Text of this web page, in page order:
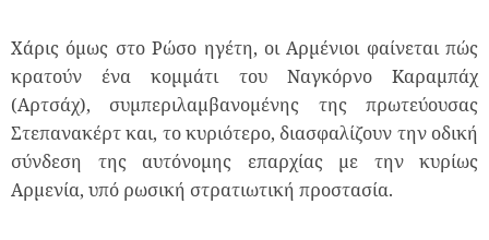
Χάρις όμως στο Ρώσο ηγέτη, οι Αρμένιοι φαίνεται πώς
κρατούν ένα κομμάτι του Ναγκόρνο Καραμπάχ
(Αρτσάχ), συμπεριλαμβανομένης της πρωτεύουσας
Στεπανακέρτ και, το κυριότερο, διασφαλίζουν την οδική
σύνδεση της αυτόνομης επαρχίας με την κυρίως
Αρμενία, υπό ρωσική στρατιωτική προστασία.